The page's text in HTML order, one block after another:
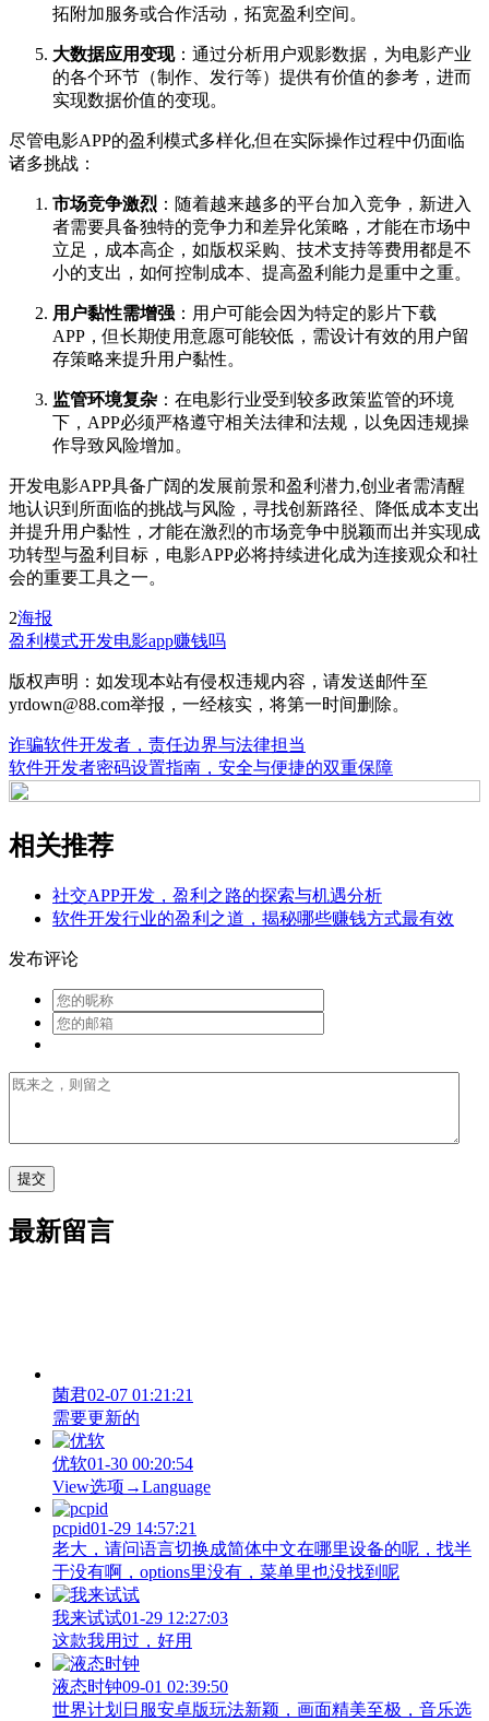
拓附加服务或合作活动，拓宽盈利空间。
大数据应用变现：通过分析用户观影数据，为电影产业
的各个环节（制作、发行等）提供有价值的参考，进而
实现数据价值的变现。
尽管电影APP的盈利模式多样化,但在实际操作过程中仍面临
诸多挑战：
市场竞争激烈 ：随着越来越多的平台加入竞争，新进入
者需要具备独特的竞争力和差异化策略，才能在市场中
立足，成本高企，如版权采购、技术支持等费用都是不
小的支出，如何控制成本、提高盈利能力是重中之重。
用户黏性需增强 ：用户可能会因为特定的影片下载
APP，但长期使用意愿可能较低，需设计有效的用户留
存策略来提升用户黏性。
监管环境复杂 ：在电影行业受到较多政策监管的环境
下，APP必须严格遵守相关法律和法规，以免因违规操
作导致风险增加。
开发电影APP具备广阔的发展前景和盈利潜力,创业者需清醒
地认识到所面临的挑战与风险，寻找创新路径、降低成本支出
并提升用户黏性，才能在激烈的市场竞争中脱颖而出并实现成
功转型与盈利目标，电影APP必将持续进化成为连接观众和社
会的重要工具之一。
2海报
盈利模式开发电影app赚钱吗
版权声明：如发现本站有侵权违规内容，请发送邮件至
yrdown@88.com举报，一经核实，将第一时间删除。
诈骗软件开发者，责任边界与法律担当
软件开发者密码设置指南，安全与便捷的双重保障
相关推荐
社交APP开发，盈利之路的探索与机遇分析
软件开发行业的盈利之道，揭秘哪些赚钱方式最有效
发布评论
最新留言
菌君02-07 01:21:21
需要更新的
优软01-30 00:20:54
View‌选项→Language
pcpid01-29 14:57:21
老大，请问语言切换成简体中文在哪里设备的呢，找半
于没有啊，options里没有，菜单里也没找到呢
我来试试01-29 12:27:03
这款我用过，好用
液态时钟09-01 02:39:50
世界计划日服安卓版玩法新颖，画面精美至极，音乐选